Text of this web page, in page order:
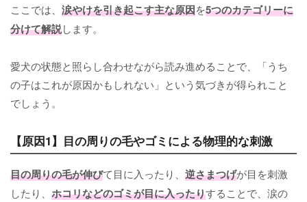
ここでは、 涙やけを引き起こす主な原因を5つのカテゴリーに
分けて解説します。
愛犬の状態と照らし合わせながら読み進めることで、「うち
の子はこれが原因かもしれない」という気づきが得られこと
でしょう。
【原因1】目の周りの毛やゴミによる物理的な刺激
目の周りの毛が伸びて目に入ったり、 逆さまつげが目を刺激
したり、 ホコリなどのゴミが目に入ったりすることで、涙の